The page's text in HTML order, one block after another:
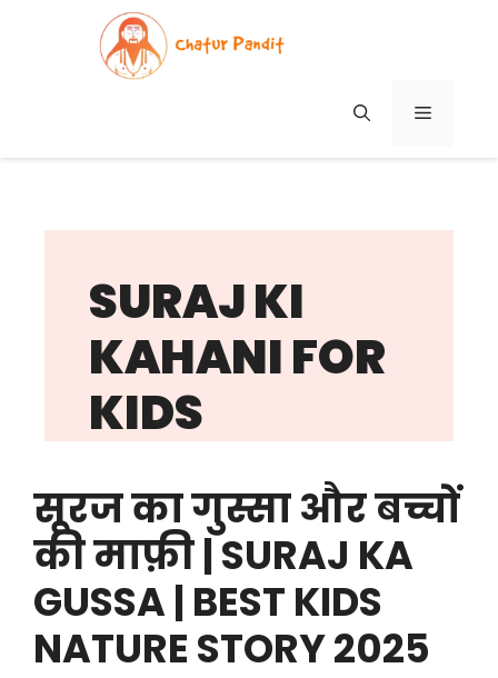
MENU
SURAJ KI
KAHANI FOR
KIDS
सूरज का गुस्सा और बच्चों
की माफ़ी | SURAJ KA
GUSSA | BEST KIDS
NATURE STORY 2025